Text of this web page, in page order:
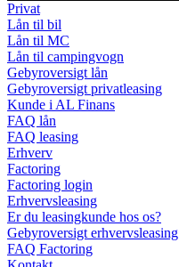
Privat
Lån til bil
Lån til MC
Lån til campingvogn
Gebyroversigt lån
Gebyroversigt privatleasing
Kunde i AL Finans
FAQ lån
FAQ leasing
Erhverv
Factoring
Factoring login
Erhvervsleasing
Er du leasingkunde hos os?
Gebyroversigt erhvervsleasing
FAQ Factoring